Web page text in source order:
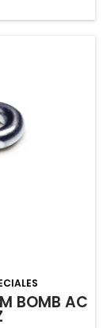
BOMB AC